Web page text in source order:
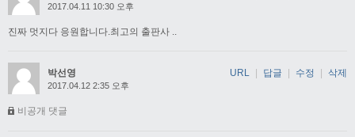
2017.04.11 10:30 오후
진짜 멋지다 응원합니다.최고의 출판사 ..
박선영
2017.04.12 2:35 오후
비공개 댓글
URL 답글 수정 삭제